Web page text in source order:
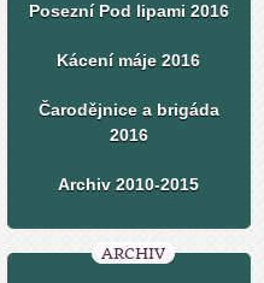
Posezní Pod lipami 2016
Kácení máje 2016
Čarodějnice a brigáda
2016
Archiv 2010-2015
ARCHIV